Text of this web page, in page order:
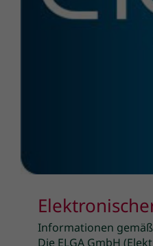
Informationen gemäß
Die ELGA GmbH